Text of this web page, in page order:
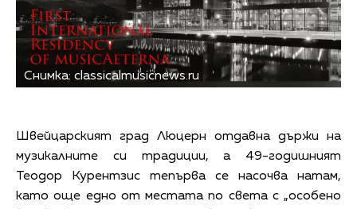
Снимка: classicalmusicnews.ru
Швейцарският град Люцерн отдавна държи на
музикалните си традиции, а 49-годишният
Теодор Курентзис тепърва се насочва натам,
като още едно от местата по света с „особено